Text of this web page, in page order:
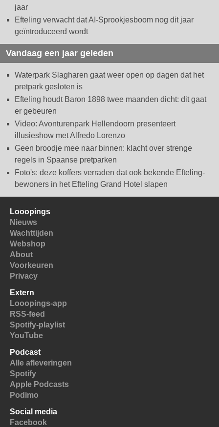
jaar
Efteling verwacht dat AI-Sprookjesboom nog dit jaar
geïntroduceerd wordt
Vandaag een jaar geleden
Waterpark Slagharen gaat weer open op dagen dat het
pretpark gesloten is
Efteling houdt Baron 1898 twee maanden dicht: dit gaat
er gebeuren
Video: Avonturenpark Hellendoorn presenteert
illusieshow met Alfredo Lorenzo
Geen broodje mee naar binnen: klacht over strenge
regels in Spaanse pretparken
Foto's: deze koffers verraden dat ook bekende Efteling-
bewoners in het Efteling Grand Hotel slapen
Looopings
Nieuws
Wachttijden
Webshop
About
Voorkeuren
Privacy
Extern
Looopings-app
RSS-feed
Spotify-playlist
YouTube
Podcast
Alle afleveringen
Spotify
Apple Podcasts
Podimo
Social media
Facebook